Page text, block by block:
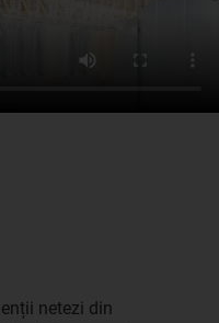
netezi din